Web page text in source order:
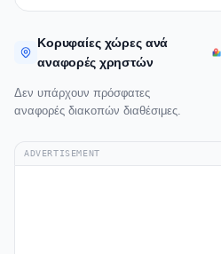
Κορυφαίες χώρες ανά
αναφορές χρηστών
Δεν υπάρχουν πρόσφατες
αναφορές διακοπών διαθέσιμες.
ADVERTISEMENT